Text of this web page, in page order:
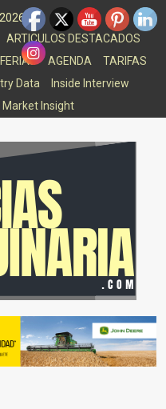
ARTICULOS DESTACADOS
FERIAS AGENDA
TARIFAS
Data
Inside Interview
Market Insight